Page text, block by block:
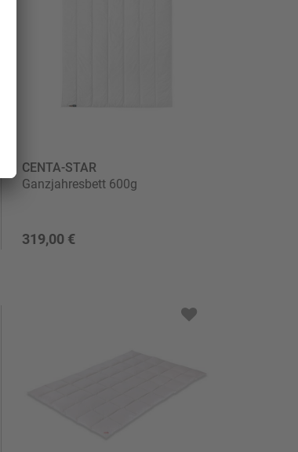
CENTA-STAR
Ganzjahresbett 600g
319,00 €